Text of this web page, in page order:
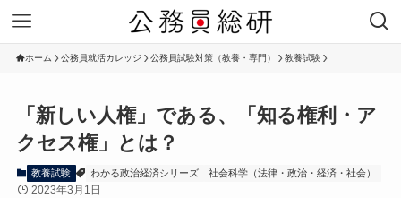
ホーム 公務員就活カレッジ 公務員試験対策（教養・専門） 教養試験
「新しい人権」である、「知る権利・ア
クセス権」とは？
教養試験 わかる政治経済シリーズ 社会科学（法律・政治・経済・社会）
2023年3月1日